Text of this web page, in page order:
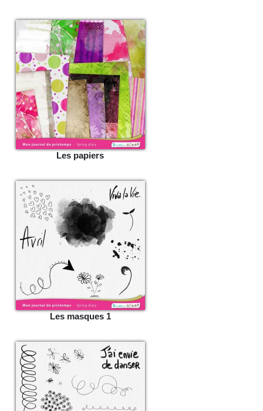
Les papiers
Les masques 1